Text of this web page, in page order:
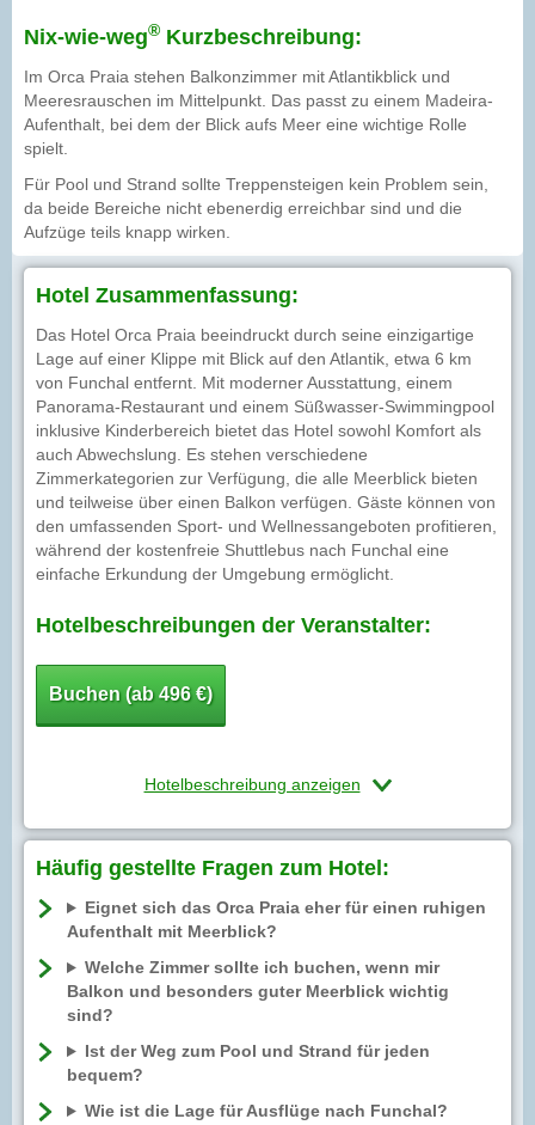
Nix-wie-weg® Kurzbeschreibung:
Im Orca Praia stehen Balkonzimmer mit Atlantikblick und
Meeresrauschen im Mittelpunkt. Das passt zu einem Madeira-
Aufenthalt, bei dem der Blick aufs Meer eine wichtige Rolle
spielt.
Für Pool und Strand sollte Treppensteigen kein Problem sein,
da beide Bereiche nicht ebenerdig erreichbar sind und die
Aufzüge teils knapp wirken.
Hotel Zusammenfassung:
Das Hotel Orca Praia beeindruckt durch seine einzigartige
Lage auf einer Klippe mit Blick auf den Atlantik, etwa 6 km
von Funchal entfernt. Mit moderner Ausstattung, einem
Panorama-Restaurant und einem Süßwasser-Swimmingpool
inklusive Kinderbereich bietet das Hotel sowohl Komfort als
auch Abwechslung. Es stehen verschiedene
Zimmerkategorien zur Verfügung, die alle Meerblick bieten
und teilweise über einen Balkon verfügen. Gäste können von
den umfassenden Sport- und Wellnessangeboten profitieren,
während der kostenfreie Shuttlebus nach Funchal eine
einfache Erkundung der Umgebung ermöglicht.
Hotelbeschreibungen der Veranstalter:
Buchen (ab 496 €)
Hotelbeschreibung anzeigen
Häufig gestellte Fragen zum Hotel:
Eignet sich das Orca Praia eher für einen ruhigen
Aufenthalt mit Meerblick?
Welche Zimmer sollte ich buchen, wenn mir
Balkon und besonders guter Meerblick wichtig
sind?
Ist der Weg zum Pool und Strand für jeden
bequem?
Wie ist die Lage für Ausflüge nach Funchal?